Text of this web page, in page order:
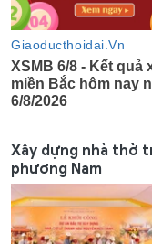
Xây dựng nhà thờ
phương Nam